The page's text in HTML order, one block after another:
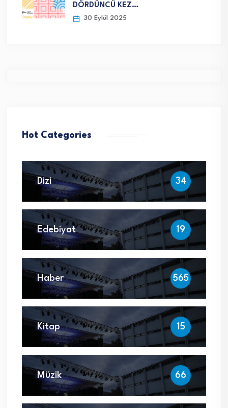
DÖRDÜNCÜ KEZ…
30 Eylül 2025
Hot Categories
Dizi 34
Edebiyat 19
Haber 565
Kitap 15
Müzik 66